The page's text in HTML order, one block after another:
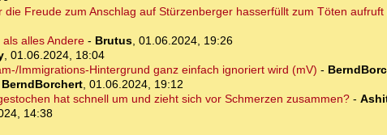
Freude zum Anschlag auf Stürzenberger hasserfüllt zum Töten aufruft
alles Andere- Brutus, 01.06.2024, 19:26
, 01.06.2024, 18:04
Immigrations-Hintergrund ganz einfach ignoriert wird (mV) -
BerndBorchert, 01.06.2024, 19:12
hat schnell um und zieht sich vor Schmerzen zusammen?-
14:38